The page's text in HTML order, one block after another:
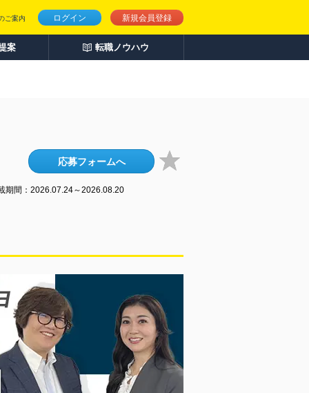
ログイン 新規会員登録
ご案内
案 転職ノウハウ
応募フォームへ
期間：2026.07.24～2026.08.20